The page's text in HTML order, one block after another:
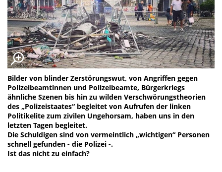
Bilder von blinder Zerstörungswut, von Angriffen gegen
Polizeibeamtinnen und Polizeibeamte, Bürgerkriegs
ähnliche Szenen bis hin zu wilden Verschwörungstheorien
des „Polizeistaates“ begleitet von Aufrufen der linken
Politikelite zum zivilen Ungehorsam, haben uns in den
letzten Tagen begleitet.
Die Schuldigen sind von vermeintlich „wichtigen“ Personen
schnell gefunden - die Polizei -.
Ist das nicht zu einfach?